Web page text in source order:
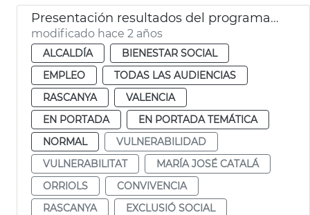
Presentación resultados del programa Inter Orriols
modificado hace 2 años
ALCALDÍA
BIENESTAR SOCIAL
EMPLEO
TODAS LAS AUDIENCIAS
RASCANYA
VALENCIA
EN PORTADA
EN PORTADA TEMÁTICA
NORMAL
VULNERABILIDAD
VULNERABILITAT
MARÍA JOSÉ CATALÁ
ORRIOLS
CONVIVENCIA
RASCANYA
EXCLUSIÓ SOCIAL